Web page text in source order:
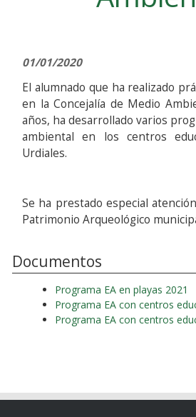
01/01/2020
El alumnado que ha realizado
en la Concejalía de Medio
años, ha desarrollado varios
ambiental en los centros
Urdiales.
Se ha prestado especial
Patrimonio Arqueológico
Documentos
Programa EA en playas 2021
Programa EA con centros
Programa EA con centros